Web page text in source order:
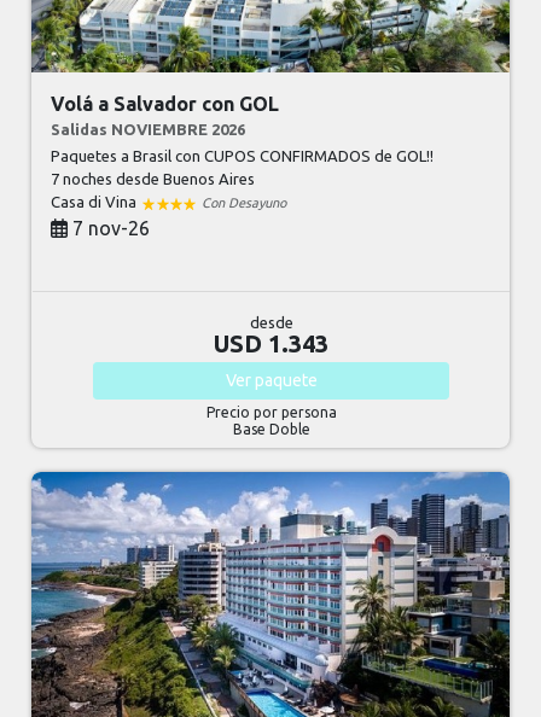
Volá a Salvador con GOL
Salidas NOVIEMBRE 2026
Paquetes a Brasil con CUPOS CONFIRMADOS de GOL!!
7 nochesdesde Buenos Aires
Casa di Vina
Con Desayuno
7 nov-26
desde
USD 1.343
Ver paquete
Precio por persona
Base Doble